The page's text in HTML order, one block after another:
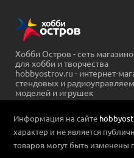
Хобби Остров - сеть
для хобби и творчества
hobbyostrov.ru - интернет-
стендовых и
моделей и игрушек
Информация на сайте
характер и не является
товаров могут быть изменены